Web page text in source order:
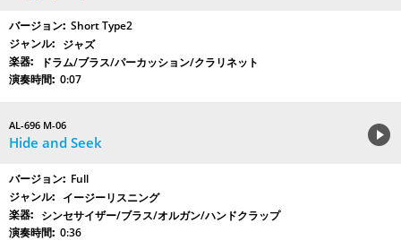
Short Type2
ジャズ
ドラム/ブラス/パーカッション/クラリネット
0:07
AL-696 M-06
Hide and Seek
Full
イージーリスニング
シンセサイザー/ブラス/オルガン/ハンドクラップ
0:36